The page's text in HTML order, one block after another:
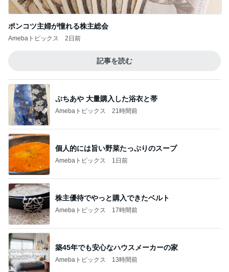
ポンコツ主婦が憧れる株主総会
Amebaトピックス 2日前
記事を読む
ぷちあや 大量購入した浴衣と帯
Amebaトピックス 21時間前
個人的には旨い野菜たっぷりのスープ
Amebaトピックス 1日前
株主優待でやっと購入できたベルト
Amebaトピックス 17時間前
築45年でも安心なハウスメーカーの家
Amebaトピックス 13時間前